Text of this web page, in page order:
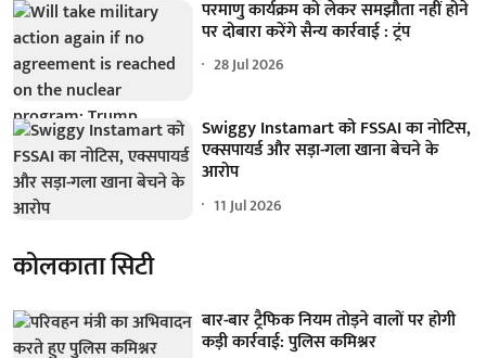
परमाणु कार्यक्रम को लेकर समझौता नहीं होने
पर दोबारा करेंगे सैन्य कार्रवाई : ट्रंप
28 Jul 2026
Swiggy Instamart को FSSAI का नोटिस,
एक्सपायर्ड और सड़ा-गला खाना बेचने के
आरोप
11 Jul 2026
कोलकाता सिटी
बार-बार ट्रैफिक नियम तोड़ने वालों पर होगी
कड़ी कार्रवाई: पुलिस कमिश्नर